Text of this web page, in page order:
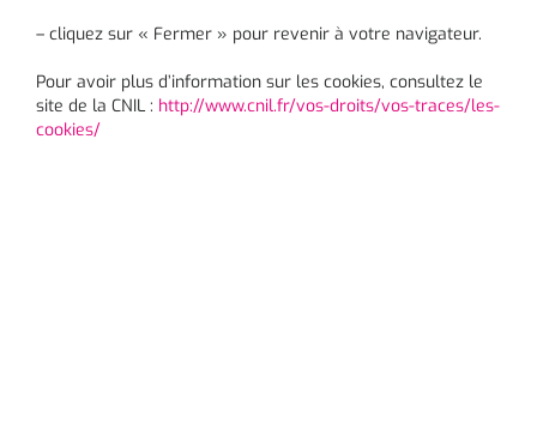
– cliquez sur « Fermer » pour revenir à votre navigateur.
Pour avoir plus d’information sur les cookies, consultez le
site de la CNIL : http://www.cnil.fr/vos-droits/vos-traces/les-
cookies/